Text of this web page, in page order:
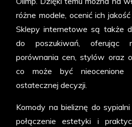
różne modele, ocenić ich
Sklepy internetowe są także
do poszukiwań, oferując
porównania cen, stylów oraz
co może być nieocenione
ostatecznej decyzji.
Komody na bieliznę do
połączenie estetyki i